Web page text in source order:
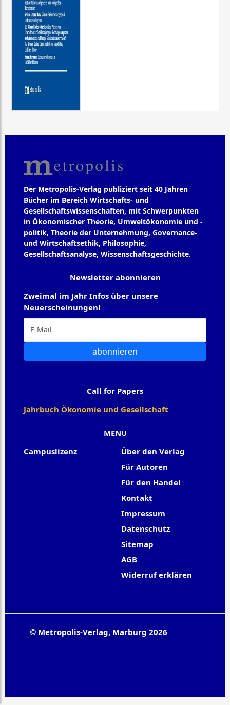
Der Metropolis-Verlag publiziert seit 40 Jahren
Bücher im Bereich Wirtschafts- und
Gesellschaftswissenschaften, mit Schwerpunkten
in Ökonomischer Theorie, Umweltökonomie und -
politik, Theorie der Unternehmung, Governance-
und Wirtschaftsethik, Philosophie,
Gesellschaftsanalyse, Wissenschaftsgeschichte.
MENU
Campuslizenz
Über den Verlag
Für Autoren
Für den Handel
Kontakt
Impressum
Datenschutz
Sitemap
AGB
Widerruf erklären
Newsletter abonnieren
Zweimal im Jahr Infos über unsere
Neuerscheinungen!
abonnieren
Call for Papers
Jahrbuch Ökonomie und Gesellschaft
© Metropolis-Verlag, Marburg 2026